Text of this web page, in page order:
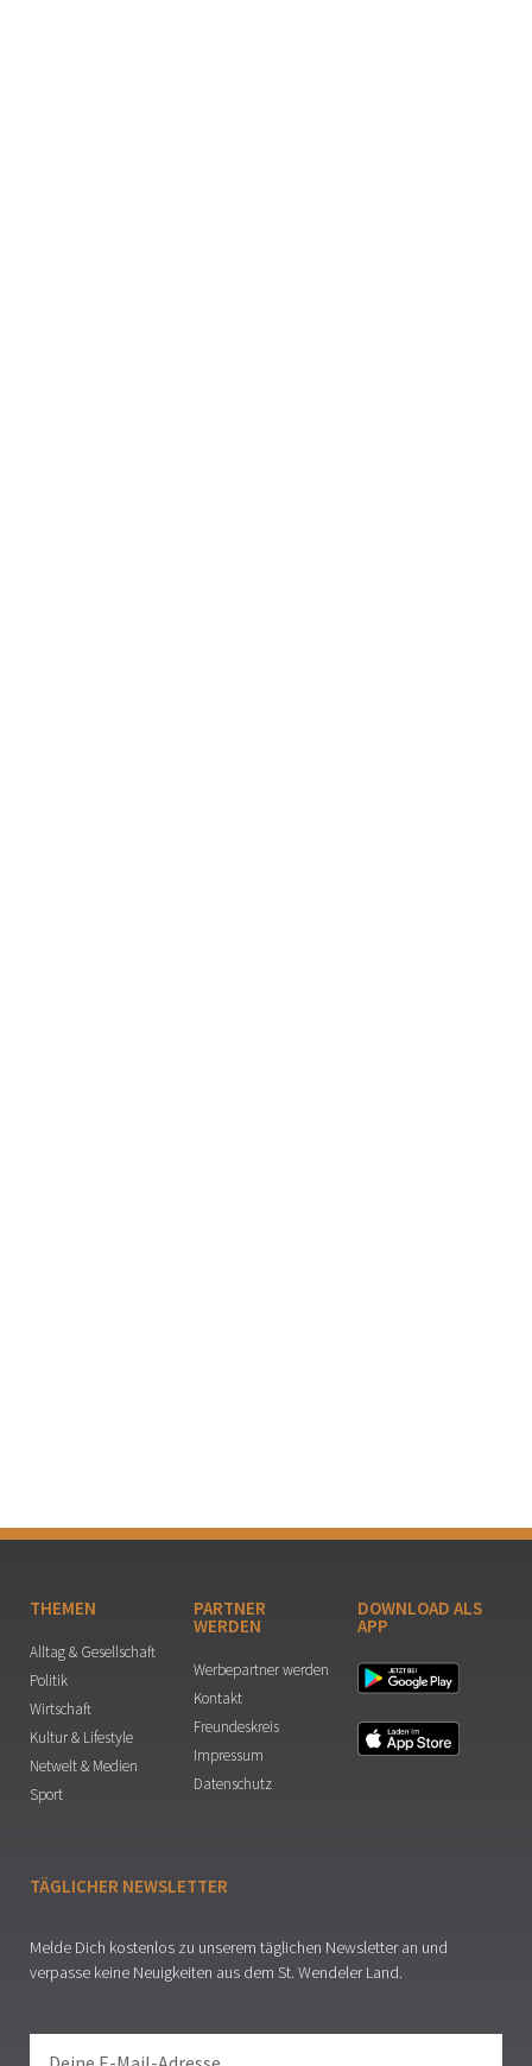
THEMEN
Alltag & Gesellschaft
Politik
Wirtschaft
Kultur & Lifestyle
Netwelt & Medien
Sport
PARTNER
WERDEN
Werbepartner werden
Kontakt
Freundeskreis
Impressum
Datenschutz
DOWNLOAD ALS
APP
TÄGLICHER NEWSLETTER
Melde Dich kostenlos zu unserem täglichen Newsletter an und
verpasse keine Neuigkeiten aus dem St. Wendeler Land.